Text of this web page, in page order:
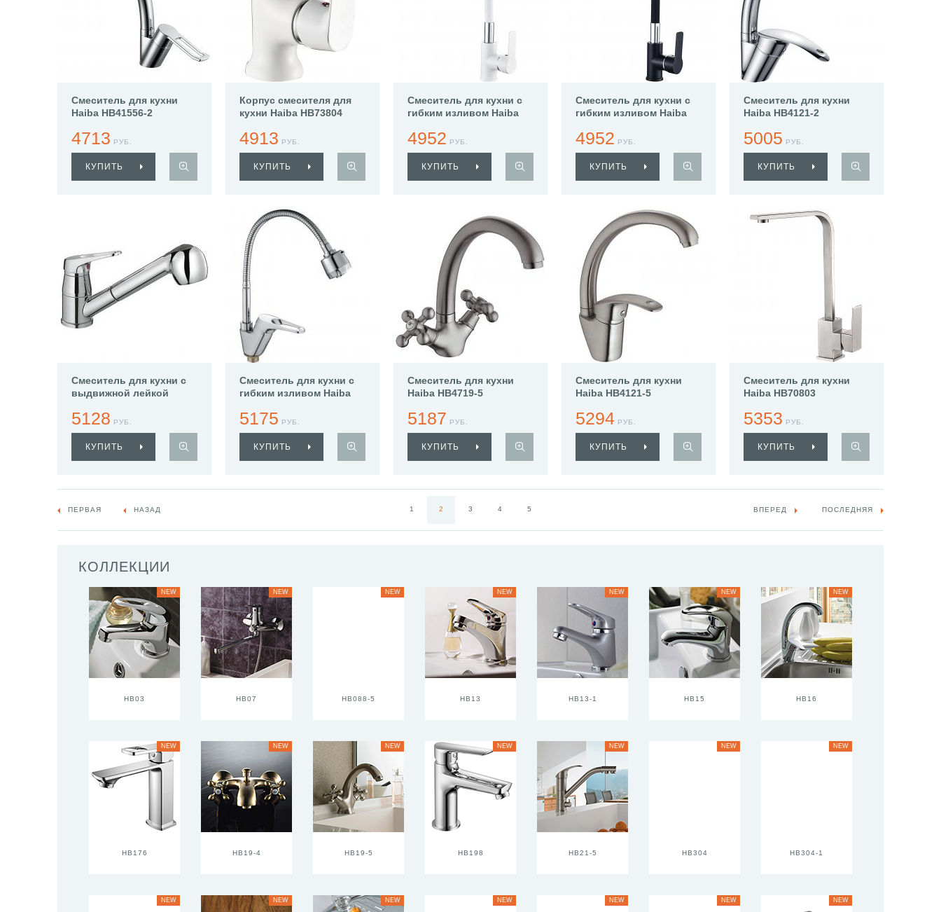
Смеситель для кухни
Haiba HB41556-2
4713 РУБ.
КУПИТЬ
Корпус смесителя для
кухни Haiba HB73804
4913 РУБ.
КУПИТЬ
Смеситель для кухни с
гибким изливом Haiba
4952 РУБ.
КУПИТЬ
Смеситель для кухни с
гибким изливом Haiba
4952 РУБ.
КУПИТЬ
Смеситель для кухни
Haiba HB4121-2
5005 РУБ.
КУПИТЬ
Смеситель для кухни с
выдвижной лейкой
5128 РУБ.
КУПИТЬ
Смеситель для кухни с
гибким изливом Haiba
5175 РУБ.
КУПИТЬ
Смеситель для кухни
Haiba HB4719-5
5187 РУБ.
КУПИТЬ
Смеситель для кухни
Haiba HB4121-5
5294 РУБ.
КУПИТЬ
Смеситель для кухни
Haiba HB70803
5353 РУБ.
КУПИТЬ
ПЕРВАЯ НАЗАД 1 2 3 4 5 ВПЕРЕД ПОСЛЕДНЯЯ
КОЛЛЕКЦИИ
HB03
NEW
HB07
NEW
HB088-5
NEW
HB13
NEW
HB13-1
NEW
HB15
NEW
HB16
NEW
HB176
NEW
HB19-4
NEW
HB19-5
NEW
HB198
NEW
HB21-5
NEW
HB304
NEW
HB304-1
NEW
NEW NEW NEW NEW NEW NEW NEW